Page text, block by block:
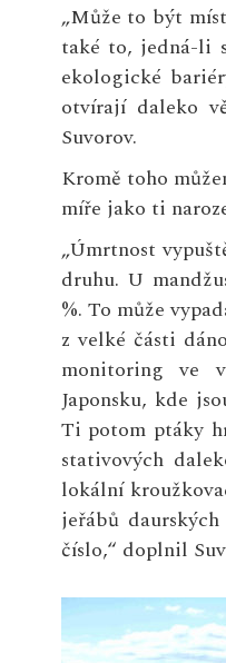
„Může to být
také to, jedná-li
ekologické
otvírají daleko
Suvorov.
Kromě toho
míře jako ti
„Úmrtnost
druhu. U
%. To může
z velké části
monitoring ve
Japonsku, kde
Ti potom ptáky
stativových
lokální
jeřábů
číslo,“ doplnil